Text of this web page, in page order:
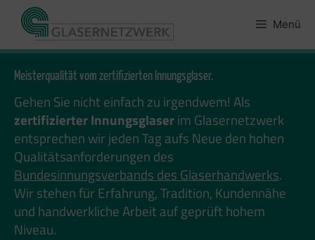
Zum
Inhalt
springen
Menü
Meisterqualität vom zertifizierten Innungsglaser.
Gehen Sie nicht einfach zu irgendwem! Als
zertifizierter Innungsglaserim Glasernetzwerk
entsprechen wir jeden Tag aufs Neue den hohen
Qualitätsanforderungen des
Bundesinnungsverbands des Glaserhandwerks.
Wir stehen für Erfahrung, Tradition, Kundennähe
und handwerkliche Arbeit auf geprüft hohem
Niveau.